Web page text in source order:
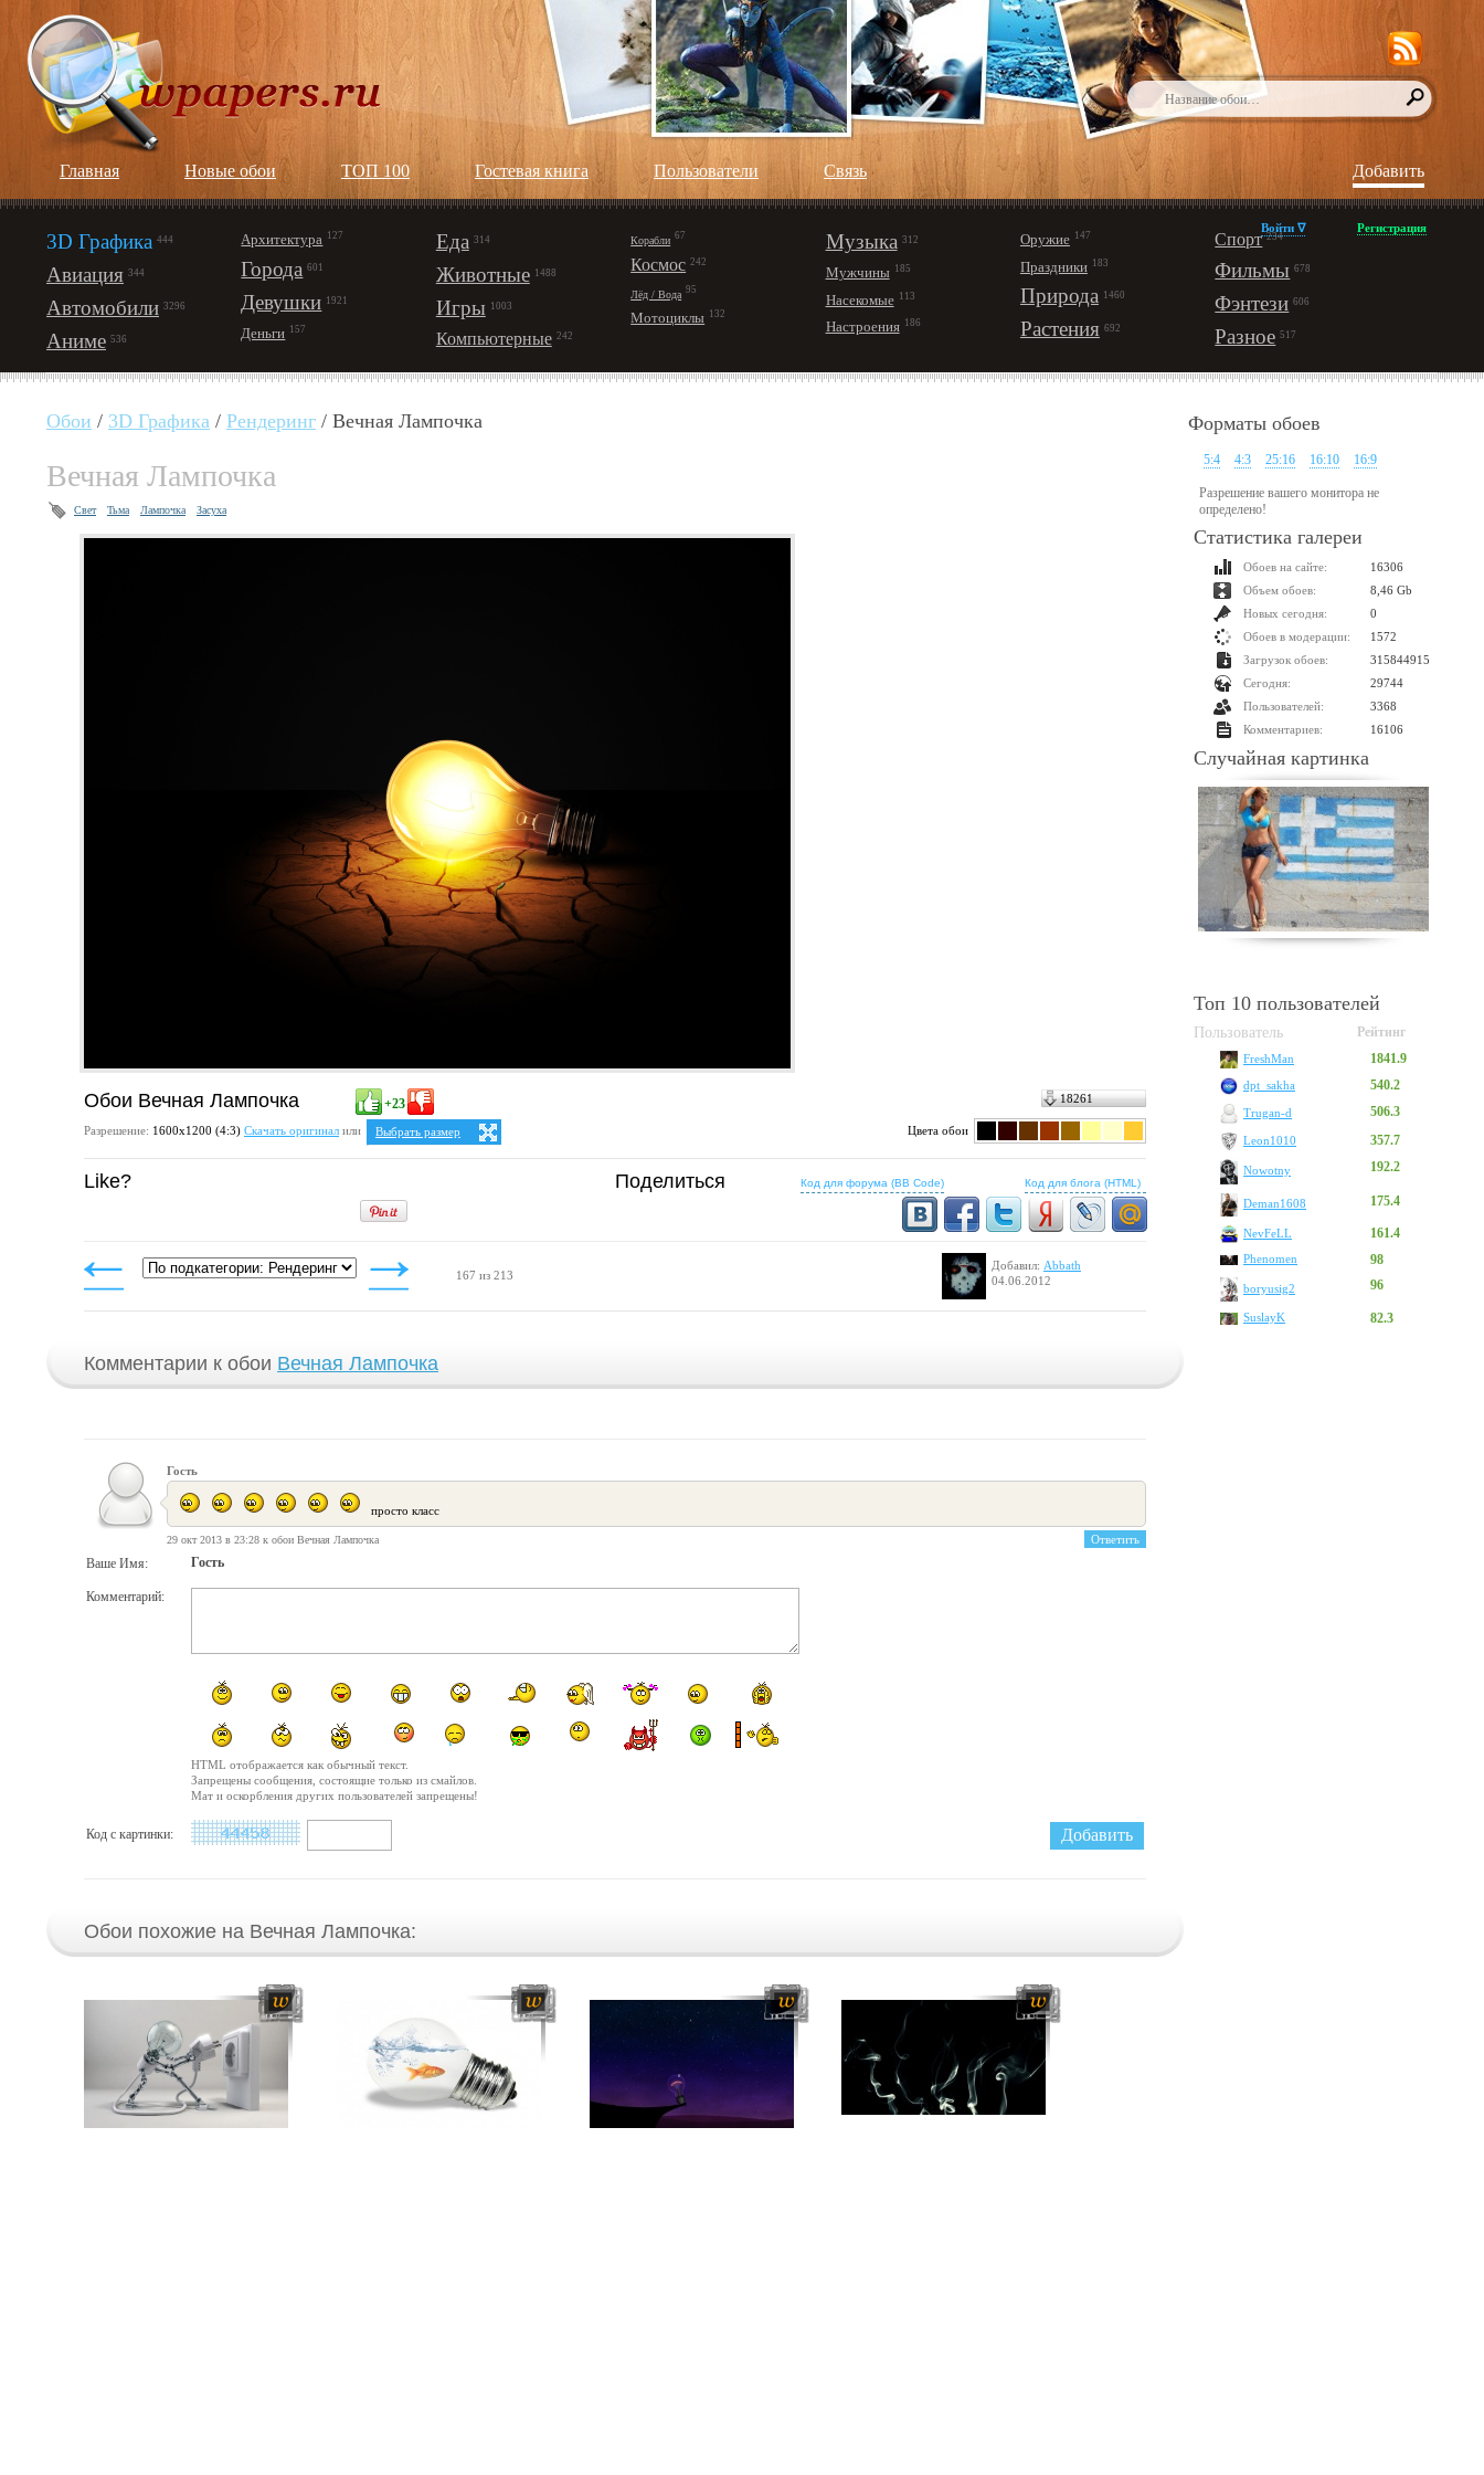
Главная Новые обои ТОП 100 Гостевая книга Пользователи Cвязь Добавить
3D Графика 444
Авиация 344
Автомобили 3296
Аниме 536
Архитектура 127
Города 601
Девушки 1921
Деньги 157
Еда 314
Животные 1488
Игры 1003
Компьютерные 242
Корабли 67
Космос 242
Лёд / Вода 95
Мотоциклы 132
Музыка 312
Мужчины 185
Насекомые 113
Настроения 186
Оружие 147
Праздники 183
Природа 1460
Растения 692
Спорт 234
Фильмы 678
Фэнтези 606
Разное 517
Войти ∇ Регистрация
Обои / 3D Графика / Рендеринг / Вечная Лампочка
Вечная Лампочка
Свет Тьма Лампочка Засуха
Обои Вечная Лампочка +23 18261
Разрешение: 1600х1200 (4:3) Скачать оригинал или
Выбрать размер
Ваше разрешение:Не определено
1600x1280
4:3
1280x960
1400x1050
1600x1200
16:10
1280x800
Цвета обои
Like? Поделиться Код для форума (BB Code) Код для блога (HTML)
167 из 213
Добавил: Abbath
04.06.2012
Комментарии к обои Вечная Лампочка
Гость
просто класс
29 окт 2013 в 23:28 к обои Вечная Лампочка
Ваше Имя: Гость
Комментарий:
HTML отображается как обычный текст.
Запрещены сообщения, состоящие только из смайлов.
Мат и оскорбления других пользователей запрещены!
Код с картинки:
Обои похожие на Вечная Лампочка:
Форматы обоев
5:4 4:3 25:16 16:10 16:9
Разрешение вашего монитора не
определено!
Статистика галереи
Обоев на сайте:
16306
Объем обоев:
8,46 Gb
Новых сегодня:
0
Обоев в модерации:
1572
Загрузок обоев:
315844915
Сегодня:
29744
Пользователей:
3368
Комментариев:
16106
Случайная картинка
Топ 10 пользователей
Пользователь Рейтинг
FreshMan 1841.9
dpt_sakha 540.2
Trugan-d 506.3
Leon1010 357.7
Nowotny 192.2
Deman1608 175.4
NevFeLL 161.4
Phenomen 98
boryusig2 96
SuslayK 82.3